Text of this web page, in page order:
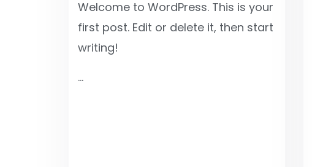
Welcome to WordPress. This is your
first post. Edit or delete it, then start
writing!
…